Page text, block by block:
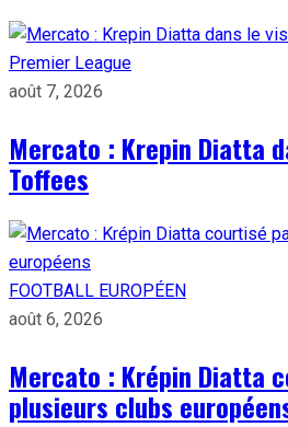
Premier League
août 7, 2026
Mercato : Krepin Diatta
Toffees
FOOTBALL EUROPÉEN
août 6, 2026
Mercato : Krépin Diatta
plusieurs clubs